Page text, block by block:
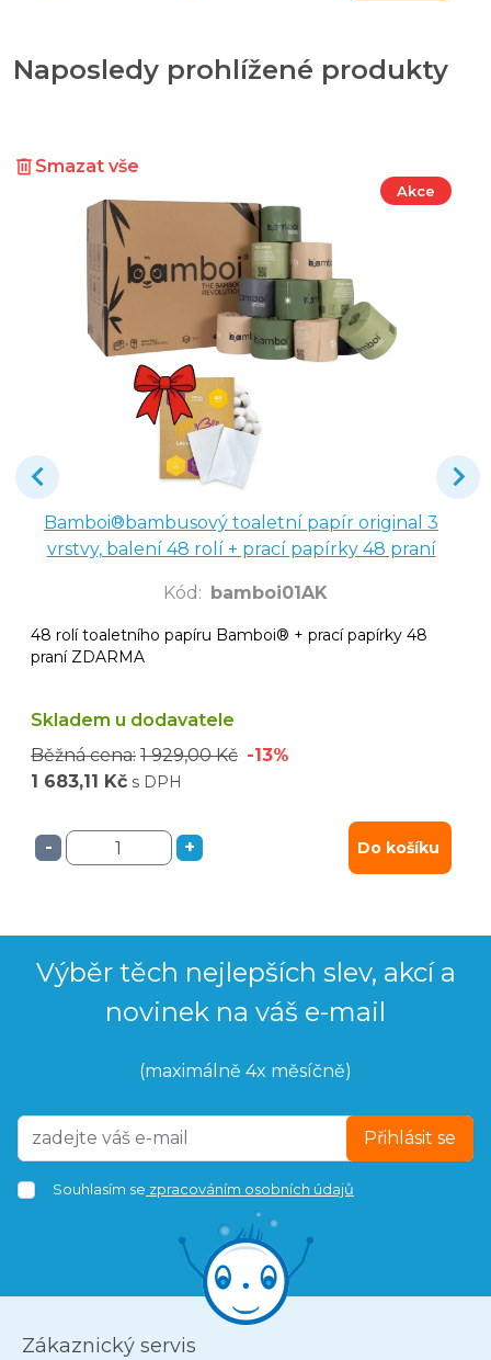
Naposledy prohlížené produkty
Smazat vše
Akce
Bamboi®bambusový toaletní papír original 3
vrstvy, balení 48 rolí + prací papírky 48 praní
Kód : bamboi01AK
48 rolí toaletního papíru Bamboi® + prací papírky 48
praní ZDARMA
Skladem u dodavatele
Běžná cena: 1 929,00 Kč -13%
1 683,11 Kč s DPH
- + Do košíku
Výběr těch nejlepších slev, akcí a
novinek na váš e-mail
(maximálně 4x měsíčně)
Přihlásit se
Souhlasím se zpracováním osobních údajů
Zákaznický servis